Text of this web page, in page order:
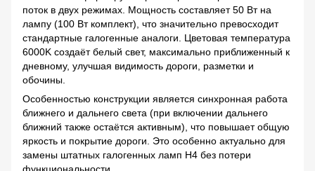
поток в двух режимах. Мощность составляет 50 Вт на
лампу (100 Вт комплект), что значительно превосходит
стандартные галогенные аналоги. Цветовая температура
6000K создаёт белый свет, максимально приближенный к
дневному, улучшая видимость дороги, разметки и
обочины.
Особенностью конструкции является синхронная работа
ближнего и дальнего света (при включении дальнего
ближний также остаётся активным), что повышает общую
яркость и покрытие дороги. Это особенно актуально для
замены штатных галогенных ламп H4 без потери